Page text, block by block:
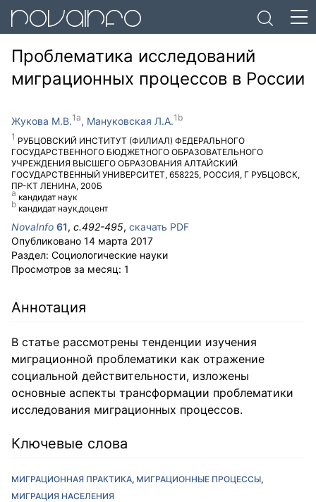
Проблематика исследований
миграционных процессов в России
Жукова М.В.
РУБЦОВСКИЙ ИНСТИТУТ (ФИЛИАЛ) ФЕДЕРАЛЬНОГО
ГОСУДАРСТВЕННОГО БЮДЖЕТНОГО ОБРАЗОВАТЕЛЬНОГО
УЧРЕЖДЕНИЯ ВЫСШЕГО ОБРАЗОВАНИЯ АЛТАЙСКИЙ
ГОСУДАРСТВЕННЫЙ УНИВЕРСИТЕТ, 658225, РОССИЯ, Г РУБЦОВСК,
ПР-КТ ЛЕНИНА, 200Б
кандидат наук
Мануковская Л.А.
кандидат наук,доцент
NovaInfo 61, с.492-495, скачать PDF
Опубликовано 14 марта 2017
Раздел: Социологические науки
Просмотров за месяц: 1
Аннотация
В статье рассмотрены тенденции изучения
миграционной проблематики как отражение
социальной действительности, изложены
основные аспекты трансформации проблематики
исследования миграционных процессов.
Ключевые слова
МИГРАЦИОННАЯ ПРАКТИКА МИГРАЦИОННЫЕ ПРОЦЕССЫ
МИГРАЦИЯ НАСЕЛЕНИЯ